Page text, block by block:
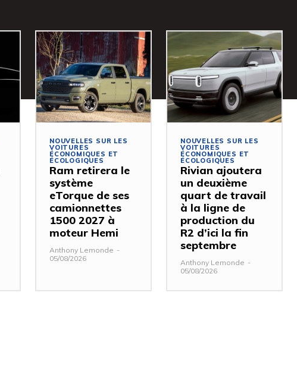
NOUVELLES SUR LES
VOITURES
ÉCONOMIQUES ET
ÉCOLOGIQUES
Ram retirera le
système
eTorque de ses
camionnettes
1500 2027 à
moteur Hemi
Anthony Lemonde -
05/08/2026
NOUVELLES SUR LES
VOITURES
ÉCONOMIQUES ET
ÉCOLOGIQUES
Rivian ajoutera
un deuxième
quart de travail
à la ligne de
production du
R2 d’ici la fin
septembre
Anthony Lemonde -
05/08/2026